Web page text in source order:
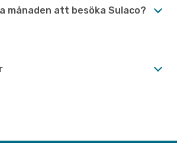
månaden att besöka Sulaco?